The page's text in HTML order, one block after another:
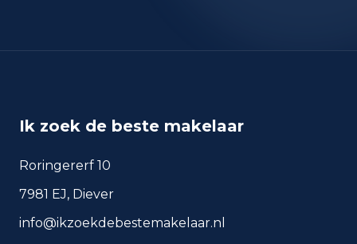
sep 2024
306
veiligheidstrends in de woonomgeving van
Veelgestelde vragen over
wonen in Roosendaal
Ik zoek de beste makelaar
Roringererf 10
7981 EJ, Diever
info@ikzoekdebestemakelaar.nl